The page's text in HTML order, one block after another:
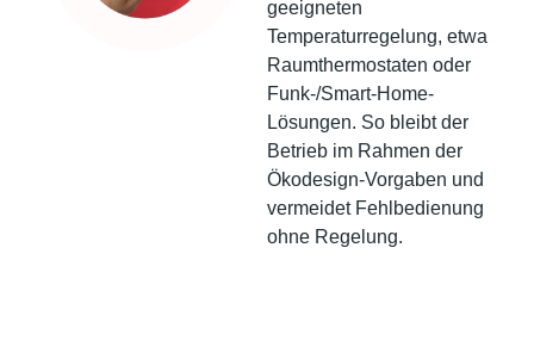
geeigneten
Temperaturregelung, etwa
Raumthermostaten oder
Funk-/Smart-Home-
Lösungen. So bleibt der
Betrieb im Rahmen der
Ökodesign-Vorgaben und
vermeidet Fehlbedienung
ohne Regelung.